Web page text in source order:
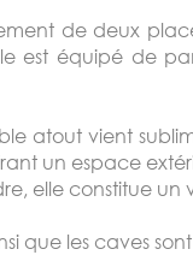
de deux
est équipé de
atout vient
un espace
elle constitue
que les caves